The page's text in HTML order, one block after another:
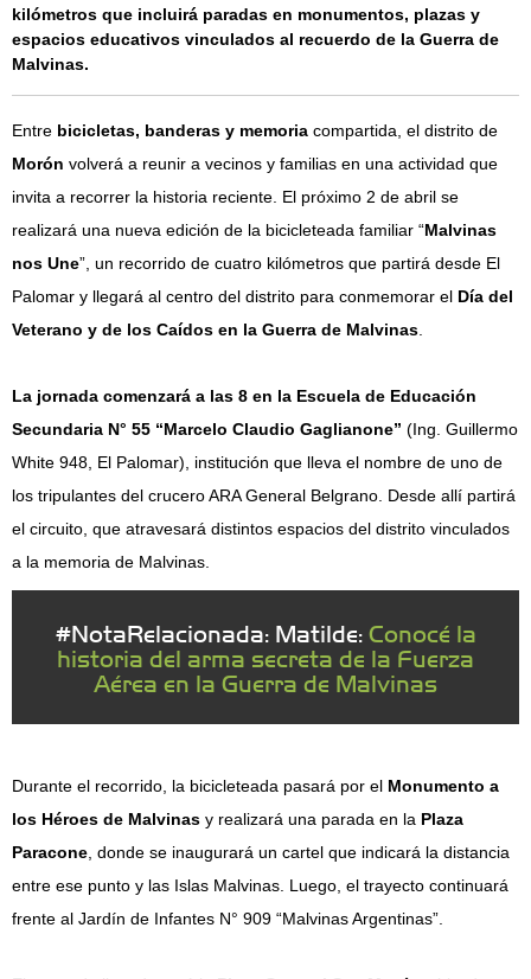
kilómetros que incluirá paradas en monumentos, plazas y
espacios educativos vinculados al recuerdo de la Guerra de
Malvinas.
Entre bicicletas, banderas y memoria compartida, el distrito de
Morón volverá a reunir a vecinos y familias en una actividad que
invita a recorrer la historia reciente. El próximo 2 de abril se
realizará una nueva edición de la bicicleteada familiar “Malvinas
nos Une”, un recorrido de cuatro kilómetros que partirá desde El
Palomar y llegará al centro del distrito para conmemorar el Día del
Veterano y de los Caídos en la Guerra de Malvinas
La jornada comenzará a las 8 en la Escuela de Educación
Secundaria N° 55 “Marcelo Claudio Gaglianone” (Ing. Guillermo
White 948, El Palomar), institución que lleva el nombre de uno de
los tripulantes del crucero ARA General Belgrano. Desde allí partirá
el circuito, que atravesará distintos espacios del distrito vinculados
a la memoria de Malvinas.
#NotaRelacionada: Matilde: Conocé la
historia del arma secreta de la Fuerza
Aérea en la Guerra de Malvinas
Durante el recorrido, la bicicleteada pasará por el Monumento a
los Héroes de Malvinas y realizará una parada en la Plaza
Paracone , donde se inaugurará un cartel que indicará la distancia
entre ese punto y las Islas Malvinas. Luego, el trayecto continuará
frente al Jardín de Infantes N° 909 “Malvinas Argentinas”.